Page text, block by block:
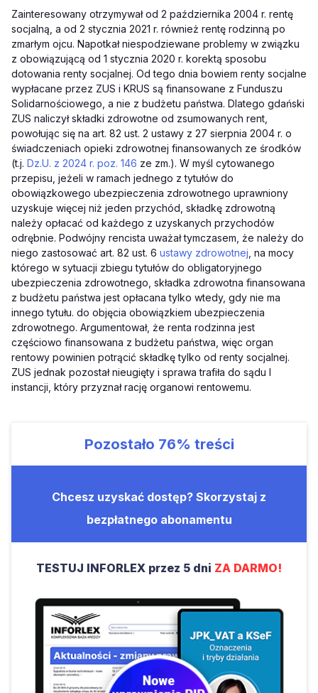
Zainteresowany otrzymywał od 2 października 2004 r. rentę
socjalną, a od 2 stycznia 2021 r. również rentę rodzinną po
zmarłym ojcu. Napotkał niespodziewane problemy w związku
z obowiązującą od 1 stycznia 2020 r. korektą sposobu
dotowania renty socjalnej. Od tego dnia bowiem renty socjalne
wypłacane przez ZUS i KRUS są finansowane z Funduszu
Solidarnościowego, a nie z budżetu państwa. Dlatego gdański
ZUS naliczył składki zdrowotne od zsumowanych rent,
powołując się na art. 82 ust. 2 ustawy z 27 sierpnia 2004 r. o
świadczeniach opieki zdrowotnej finansowanych ze środków
(t.j. Dz.U. z 2024 r. poz. 146 ze zm.). W myśl cytowanego
przepisu, jeżeli w ramach jednego z tytułów do
obowiązkowego ubezpieczenia zdrowotnego uprawniony
uzyskuje więcej niż jeden przychód, składkę zdrowotną
należy opłacać od każdego z uzyskanych przychodów
odrębnie. Podwójny rencista uważał tymczasem, że należy do
niego zastosować art. 82 ust. 6 ustawy zdrowotnej , na mocy
którego w sytuacji zbiegu tytułów do obligatoryjnego
ubezpieczenia zdrowotnego, składka zdrowotna finansowana
z budżetu państwa jest opłacana tylko wtedy, gdy nie ma
innego tytułu. do objęcia obowiązkiem ubezpieczenia
zdrowotnego. Argumentował, że renta rodzinna jest
częściowo finansowana z budżetu państwa, więc organ
rentowy powinien potrącić składkę tylko od renty socjalnej.
ZUS jednak pozostał nieugięty i sprawa trafiła do sądu I
instancji, który przyznał rację organowi rentowemu.
Pozostało 76% treści
Chcesz uzyskać dostęp? Skorzystaj z
bezpłatnego abonamentu
TESTUJ INFORLEX przez 5 dni ZA DARMO!